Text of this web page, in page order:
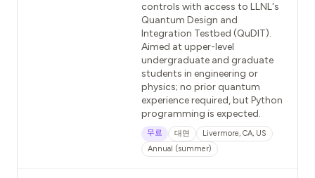
controls with access to LLNL's
Quantum Design and
Integration Testbed (QuDIT).
Aimed at upper-level
undergraduate and graduate
students in engineering or
physics; no prior quantum
experience required, but Python
programming is expected.
무료 대면
Livermore, CA, US
Annual (summer)